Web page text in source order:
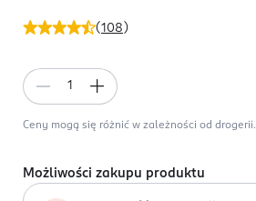
(108 )
Ceny mogą się różnić w zależności od drogerii.
Możliwości zakupu produktu